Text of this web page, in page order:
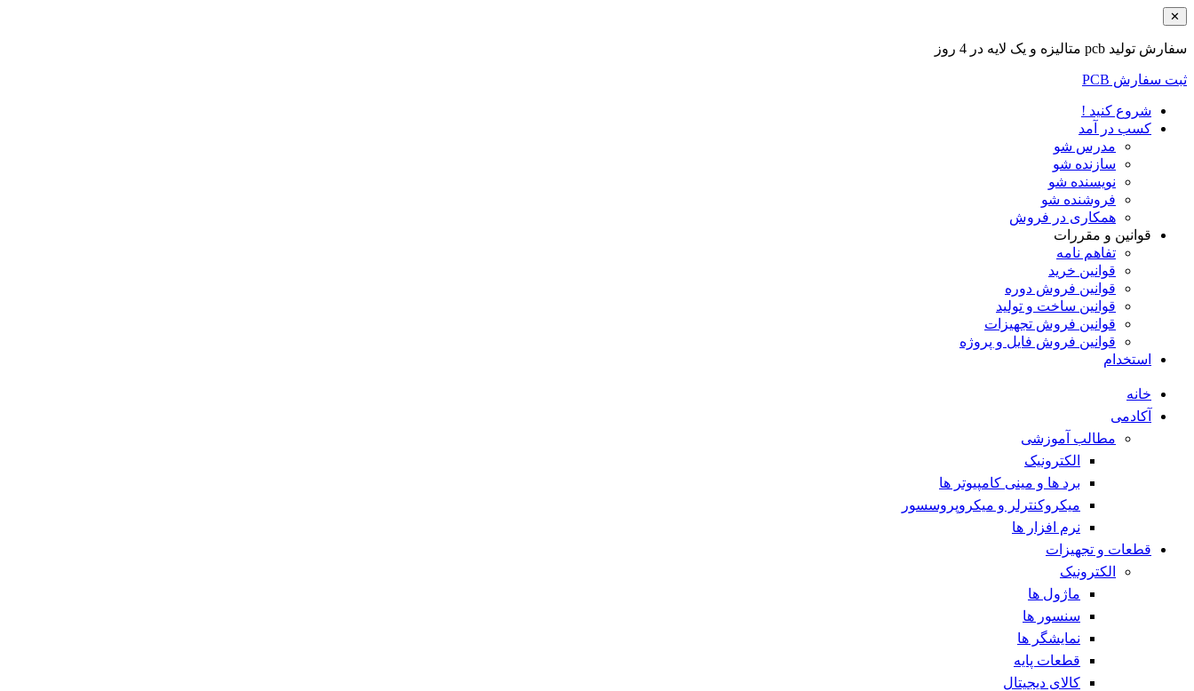
✕
سفارش تولید pcb متالیزه و یک لایه در 4 روز
ثبت سفارش PCB
شروع کنید !
کسب در آمد
مدرس شو
سازنده شو
نویسنده شو
فروشنده شو
همکاری در فروش
قوانین و مقررات
تفاهم نامه
قوانین خرید
قوانین فروش دوره
قوانین ساخت و تولید
قوانین فروش تجهیزات
قوانین فروش فایل و پروژه
استخدام
خانه
آکادمی
مطالب آموزشی
الکترونیک
برد ها و مینی کامپیوتر ها
میکروکنترلر و میکروپروسسور
نرم افزار ها
قطعات و تجهیزات
الکترونیک
ماژول ها
سنسور ها
نمایشگر ها
قطعات پایه
کالای دیجیتال